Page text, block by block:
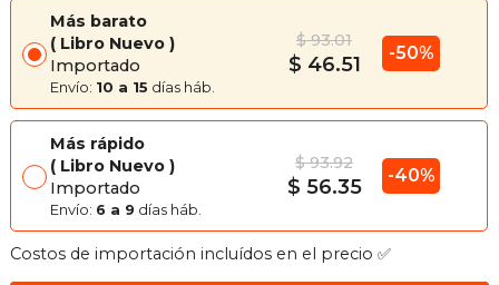
Más barato
Libro Nuevo
Importado
Envío: 10 a 15 días háb.
$ 93.01
$ 46.51 -50%
Más rápido
Libro Nuevo
Importado
Envío: 6 a 9 días háb.
$ 93.92
$ 56.35 -40%
Costos de importación incluídos en el precio ✅